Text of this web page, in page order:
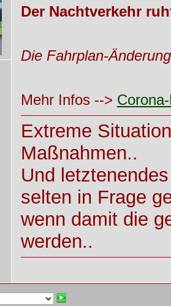
Der Nachtverkehr
Die Fahrplan-
Mehr Infos -->
Extreme
Maßnahmen..
Und
selten in Frage
wenn damit die
werden..